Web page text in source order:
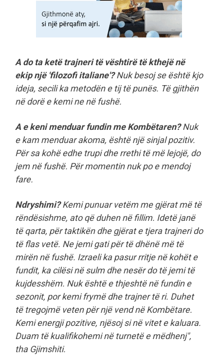
A do ta ketë trajneri të vështirë të kthejë në
ekip një 'filozofi italiane'?Nuk besoj se është kjo
ideja, secili ka metodën e tij të punës. Të gjithën
në dorë e kemi ne në fushë.
A e keni menduar fundin me Kombëtaren?Nuk
e kam menduar akoma, është një sinjal pozitiv.
Për sa kohë edhe trupi dhe rrethi të më lejojë, do
jem në fushë. Për momentin nuk po e mendoj
fare.
Ndryshimi?Kemi punuar vetëm me gjërat më të
rëndësishme, ato që duhen në fillim. Idetë janë
të qarta, për taktikën dhe gjërat e tjera trajneri do
të flas vetë. Ne jemi gati për të dhënë më të
mirën në fushë. Izraeli ka pasur rritje në kohët e
fundit, ka cilësi në sulm dhe nesër do të jemi të
kujdesshëm. Nuk është e thjeshtë në fundin e
sezonit, por kemi frymë dhe trajner të ri. Duhet
të tregojmë veten për një vend në Kombëtare.
Kemi energji pozitive, njësoj si në vitet e kaluara.
Duam të kualifikohemi në turnetë e mëdhenj",
tha Gjimshiti.